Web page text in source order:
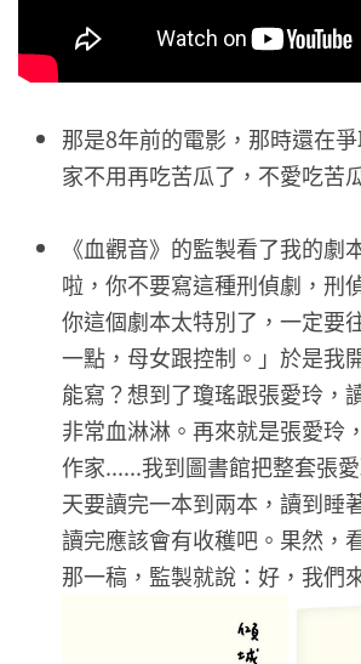
那是8年前的電影，那時還在
家不用再吃苦瓜了，不愛吃苦
《血觀音》的監製看了我的劇
啦，你不要寫這種刑偵劇，刑
你這個劇本太特別了，一定要
一點，母女跟控制。」於是我
能寫？想到了瓊瑤跟張愛玲，
非常血淋淋。再來就是張愛玲
作家......我到圖書館把整套張
天要讀完一本到兩本，讀到睡
讀完應該會有收穫吧。果然，
那一稿，監製就說：好，我們